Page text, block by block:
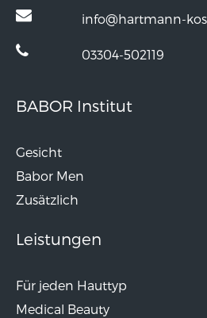
info@hartmann-
03304-502119
BABOR Institut
Gesicht
Babor Men
Zusätzlich
Leistungen
Für jeden Hauttyp
Medical Beauty